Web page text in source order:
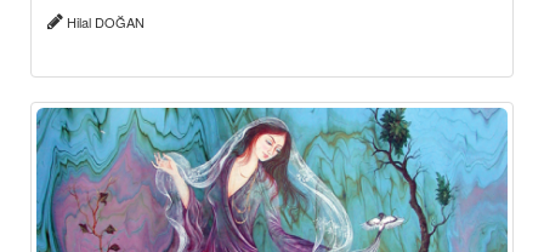
Hilal DOĞAN